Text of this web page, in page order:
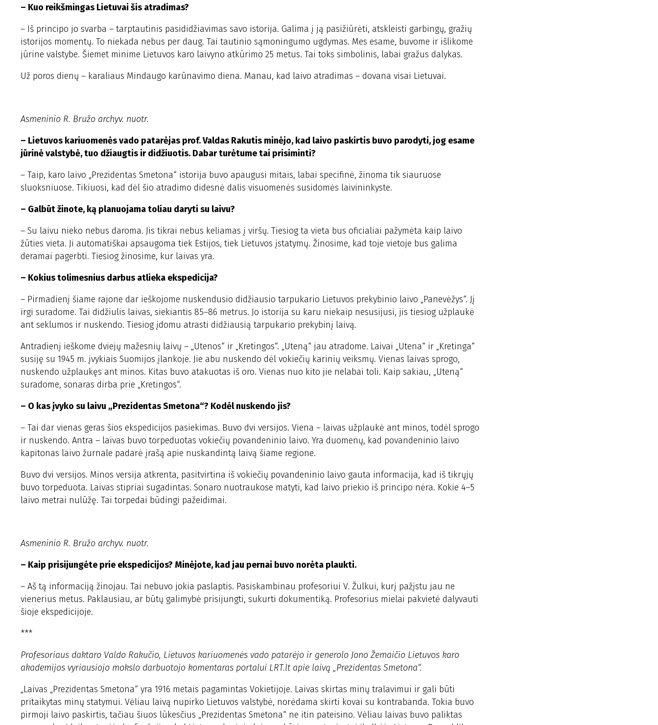
– Kuo reikšmingas Lietuvai šis atradimas?
– Iš principo jo svarba – tarptautinis pasididžiavimas savo istorija. Galima į ją pasižiūrėti, atskleisti garbingų, gražių
istorijos momentų. To niekada nebus per daug. Tai tautinio sąmoningumo ugdymas. Mes esame, buvome ir išlikome
jūrine valstybe. Šiemet minime Lietuvos karo laivyno atkūrimo 25 metus. Tai toks simbolinis, labai gražus dalykas.
Už poros dienų – karaliaus Mindaugo karūnavimo diena. Manau, kad laivo atradimas – dovana visai Lietuvai.
Asmeninio R. Bružo archyv. nuotr.
– Lietuvos kariuomenės vado patarėjas prof. Valdas Rakutis minėjo, kad laivo paskirtis buvo parodyti, jog esame
jūrinė valstybė, tuo džiaugtis ir didžiuotis. Dabar turėtume tai prisiminti?
– Taip, karo laivo „Prezidentas Smetona“ istorija buvo apaugusi mitais, labai specifinė, žinoma tik siauruose
sluoksniuose. Tikiuosi, kad dėl šio atradimo didesnė dalis visuomenės susidomės laivininkyste.
– Galbūt žinote, ką planuojama toliau daryti su laivu?
– Su laivu nieko nebus daroma. Jis tikrai nebus keliamas į viršų. Tiesiog ta vieta bus oficialiai pažymėta kaip laivo
žūties vieta. Ji automatiškai apsaugoma tiek Estijos, tiek Lietuvos įstatymų. Žinosime, kad toje vietoje bus galima
deramai pagerbti. Tiesiog žinosime, kur laivas yra.
– Kokius tolimesnius darbus atlieka ekspedicija?
– Pirmadienį šiame rajone dar ieškojome nuskendusio didžiausio tarpukario Lietuvos prekybinio laivo „Panevėžys“. Jį
irgi suradome. Tai didžiulis laivas, siekiantis 85–86 metrus. Jo istorija su karu niekaip nesusijusi, jis tiesiog užplaukė
ant seklumos ir nuskendo. Tiesiog įdomu atrasti didžiausią tarpukario prekybinį laivą.
Antradienį ieškome dviejų mažesnių laivų – „Utenos“ ir „Kretingos“. „Uteną“ jau atradome. Laivai „Utena“ ir „Kretinga“
susiję su 1945 m. įvykiais Suomijos įlankoje. Jie abu nuskendo dėl vokiečių karinių veiksmų. Vienas laivas sprogo,
nuskendo užplaukęs ant minos. Kitas buvo atakuotas iš oro. Vienas nuo kito jie nelabai toli. Kaip sakiau, „Uteną“
suradome, sonaras dirba prie „Kretingos“.
– O kas įvyko su laivu „Prezidentas Smetona“? Kodėl nuskendo jis?
– Tai dar vienas geras šios ekspedicijos pasiekimas. Buvo dvi versijos. Viena – laivas užplaukė ant minos, todėl sprogo
ir nuskendo. Antra – laivas buvo torpeduotas vokiečių povandeninio laivo. Yra duomenų, kad povandeninio laivo
kapitonas laivo žurnale padarė įrašą apie nuskandintą laivą šiame regione.
Buvo dvi versijos. Minos versija atkrenta, pasitvirtina iš vokiečių povandeninio laivo gauta informacija, kad iš tikrųjų
buvo torpeduota. Laivas stipriai sugadintas. Sonaro nuotraukose matyti, kad laivo priekio iš principo nėra. Kokie 4–5
laivo metrai nulūžę. Tai torpedai būdingi pažeidimai.
Asmeninio R. Bružo archyv. nuotr.
– Kaip prisijungėte prie ekspedicijos? Minėjote, kad jau pernai buvo norėta plaukti.
– Aš tą informaciją žinojau. Tai nebuvo jokia paslaptis. Pasiskambinau profesoriui V. Žulkui, kurį pažįstu jau ne
vienerius metus. Paklausiau, ar būtų galimybė prisijungti, sukurti dokumentiką. Profesorius mielai pakvietė dalyvauti
šioje ekspedicijoje.
***
Profesoriaus daktaro Valdo Rakučio, Lietuvos kariuomenės vado patarėjo ir generolo Jono Žemaičio Lietuvos karo
akademijos vyriausiojo mokslo darbuotojo komentaras portalui LRT.lt apie laivą „Prezidentas Smetona“.
„Laivas „Prezidentas Smetona“ yra 1916 metais pagamintas Vokietijoje. Laivas skirtas minų tralavimui ir gali būti
pritaikytas minų statymui. Vėliau laivą nupirko Lietuvos valstybė, norėdama skirti kovai su kontrabanda. Tokia buvo
pirmoji laivo paskirtis, tačiau šiuos lūkesčius „Prezidentas Smetona“ ne itin pateisino. Vėliau laivas buvo paliktas